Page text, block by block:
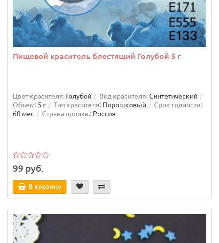
Пищевой краситель блестящий Голубой 5 г
Цвет красителя: Голубой Вид красителя:Синтетический
Объем: 5 г Тип красителя: Порошковый
Срок годности:
60 мес
Страна произв.: Россия
99 руб.
В корзину